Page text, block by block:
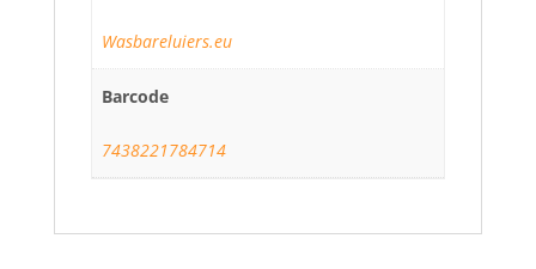
Wasbareluiers.eu
Barcode
7438221784714